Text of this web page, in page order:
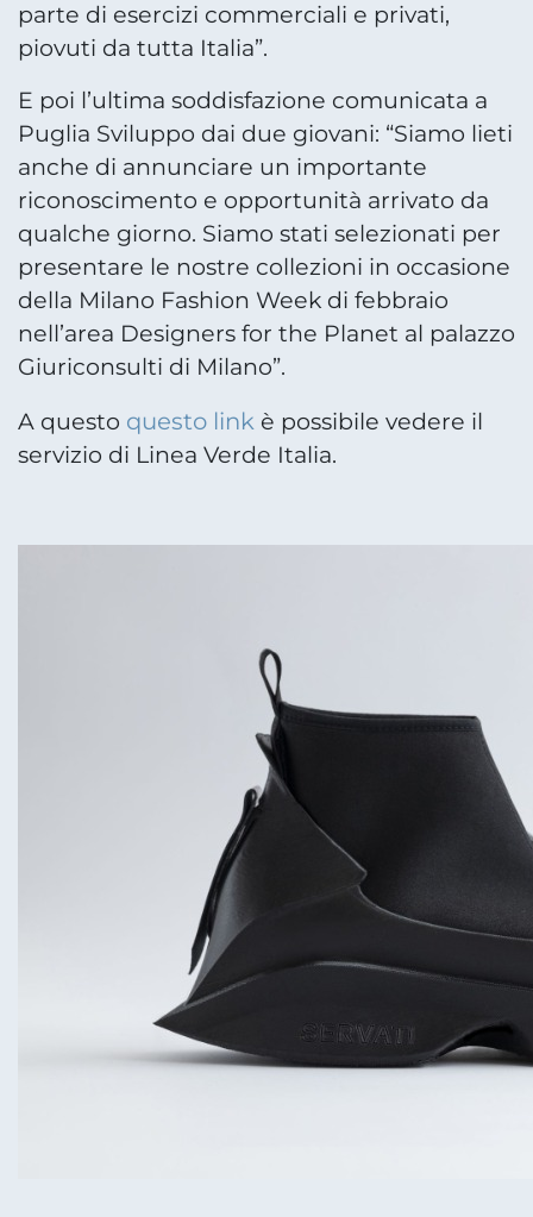
parte di esercizi commerciali e privati,
piovuti da tutta Italia”.
E poi l’ultima soddisfazione comunicata a
Puglia Sviluppo dai due giovani: “Siamo lieti
anche di annunciare un importante
riconoscimento e opportunità arrivato da
qualche giorno. Siamo stati selezionati per
presentare le nostre collezioni in occasione
della Milano Fashion Week di febbraio
nell’area Designers for the Planet al palazzo
Giuriconsulti di Milano”.
A questo questo link è possibile vedere il
servizio di Linea Verde Italia.